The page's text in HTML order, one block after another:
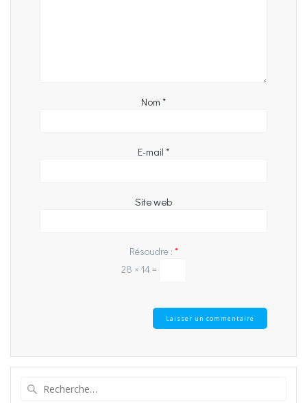
Nom *
E-mail *
Site web
Résoudre : *
28 × 14 =